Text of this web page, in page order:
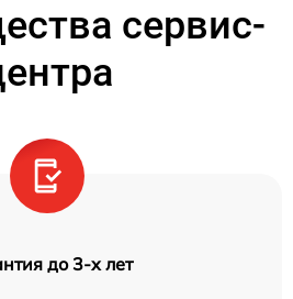
сервис-
до 3-х лет